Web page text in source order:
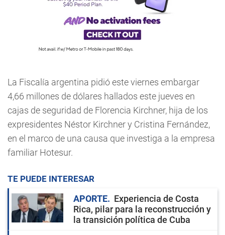
La Fiscalía argentina pidió este viernes embargar
4,66 millones de dólares hallados este jueves en
cajas de seguridad de Florencia Kirchner, hija de los
expresidentes Néstor Kirchner y Cristina Fernández,
en el marco de una causa que investiga a la empresa
familiar Hotesur.
TE PUEDE INTERESAR
APORTE
Experiencia de Costa
Rica, pilar para la reconstrucción y
la transición política de Cuba